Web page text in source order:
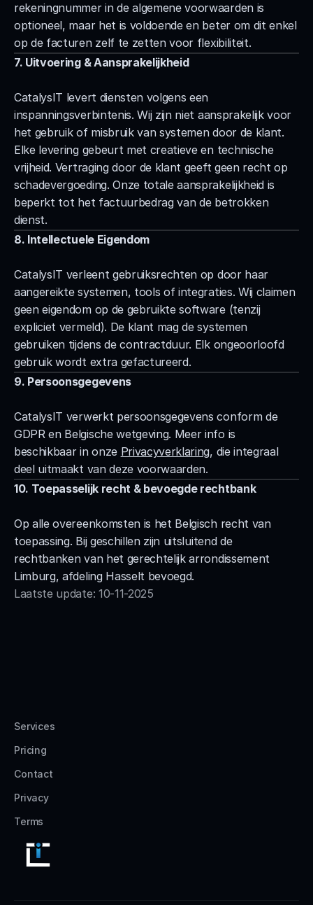
rekeningnummer in de algemene voorwaarden is
optioneel, maar het is voldoende en beter om dit enkel
op de facturen zelf te zetten voor flexibiliteit.
7. Uitvoering & Aansprakelijkheid
CatalysIT levert diensten volgens een
inspanningsverbintenis. Wij zijn niet aansprakelijk voor
het gebruik of misbruik van systemen door de klant.
Elke levering gebeurt met creatieve en technische
vrijheid. Vertraging door de klant geeft geen recht op
schadevergoeding. Onze totale aansprakelijkheid is
beperkt tot het factuurbedrag van de betrokken
dienst.
8. Intellectuele Eigendom
CatalysIT verleent gebruiksrechten op door haar
aangereikte systemen, tools of integraties. Wij claimen
geen eigendom op de gebruikte software (tenzij
expliciet vermeld). De klant mag de systemen
gebruiken tijdens de contractduur. Elk ongeoorloofd
gebruik wordt extra gefactureerd.
9. Persoonsgegevens
CatalysIT verwerkt persoonsgegevens conform de
GDPR en Belgische wetgeving. Meer info is
beschikbaar in onze Privacyverklaring, die integraal
deel uitmaakt van deze voorwaarden.
10. Toepasselijk recht & bevoegde rechtbank
Op alle overeenkomsten is het Belgisch recht van
toepassing. Bij geschillen zijn uitsluitend de
rechtbanken van het gerechtelijk arrondissement
Limburg, afdeling Hasselt bevoegd.
Laatste update: 10-11-2025
Services
Pricing
Contact
Privacy
Terms